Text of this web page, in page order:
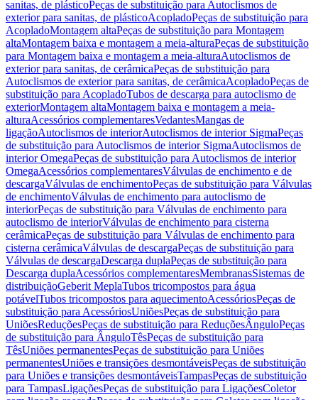
sanitas, de plásticoPeças de substituição para Autoclismos de
exterior para sanitas, de plásticoAcopladoPeças de substituição para
AcopladoMontagem altaPeças de substituição para Montagem
altaMontagem baixa e montagem a meia-alturaPeças de substituição
para Montagem baixa e montagem a meia-alturaAutoclismos de
exterior para sanitas, de cerâmicaPeças de substituição para
Autoclismos de exterior para sanitas, de cerâmicaAcopladoPeças de
substituição para AcopladoTubos de descarga para autoclismo de
exteriorMontagem altaMontagem baixa e montagem a meia-
alturaAcessórios complementaresVedantesMangas de
ligaçãoAutoclismos de interiorAutoclismos de interior SigmaPeças
de substituição para Autoclismos de interior SigmaAutoclismos de
interior OmegaPeças de substituição para Autoclismos de interior
OmegaAcessórios complementaresVálvulas de enchimento e de
descargaVálvulas de enchimentoPeças de substituição para Válvulas
de enchimentoVálvulas de enchimento para autoclismo de
interiorPeças de substituição para Válvulas de enchimento para
autoclismo de interiorVálvulas de enchimento para cisterna
cerâmicaPeças de substituição para Válvulas de enchimento para
cisterna cerâmicaVálvulas de descargaPeças de substituição para
Válvulas de descargaDescarga duplaPeças de substituição para
Descarga duplaAcessórios complementaresMembranasSistemas de
distribuiçãoGeberit MeplaTubos tricompostos para água
potávelTubos tricompostos para aquecimentoAcessóriosPeças de
substituição para AcessóriosUniõesPeças de substituição para
UniõesReduçõesPeças de substituição para ReduçõesÂnguloPeças
de substituição para ÂnguloTêsPeças de substituição para
TêsUniões permanentesPeças de substituição para Uniões
permanentesUniões e transições desmontáveisPeças de substituição
para Uniões e transições desmontáveisTampasPeças de substituição
para TampasLigaçõesPeças de substituição para LigaçõesColetor